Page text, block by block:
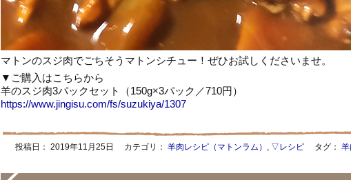
マトンのスジ肉でごちそうマトンシチュー！ぜひお試しくださいませ。
▼ご購入はこちらから
羊のスジ肉3パックセット（150g×3パック／710円）
https://www.jingisu.com/fs/suzukiya/1307
投稿日： 2019年11月25日 カテゴリ： 羊肉レシピ（マトンラム） , ▽レシピ タグ：